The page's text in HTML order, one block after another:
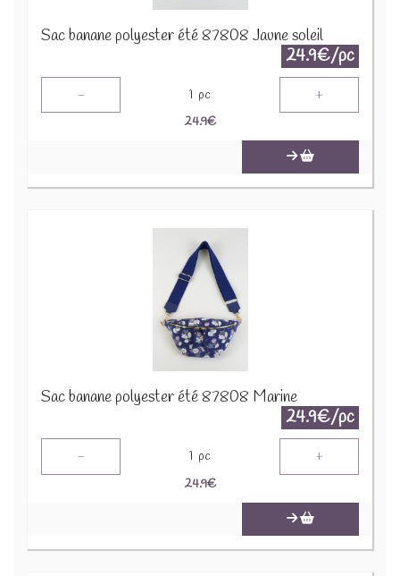
Sac banane polyester été 87808 Jaune soleil
24.9€/pc
- 1 pc +
24.9€
Sac banane polyester été 87808 Marine
24.9€/pc
- 1 pc +
24.9€